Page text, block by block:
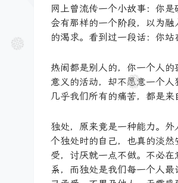
网上曾流传一个小故事：你
会有那样的一个阶段，以为
的渴求。看到过一段话：你
热闹都是别人的，你一个人
意义的活动，却不愿意一个
几乎我们所有的痛苦，都是来
独处，原来竟是一种能力。
个独处时的自己，也真的淡
受，讨厌就一点不做。不必
系，而独处是我们每一个人